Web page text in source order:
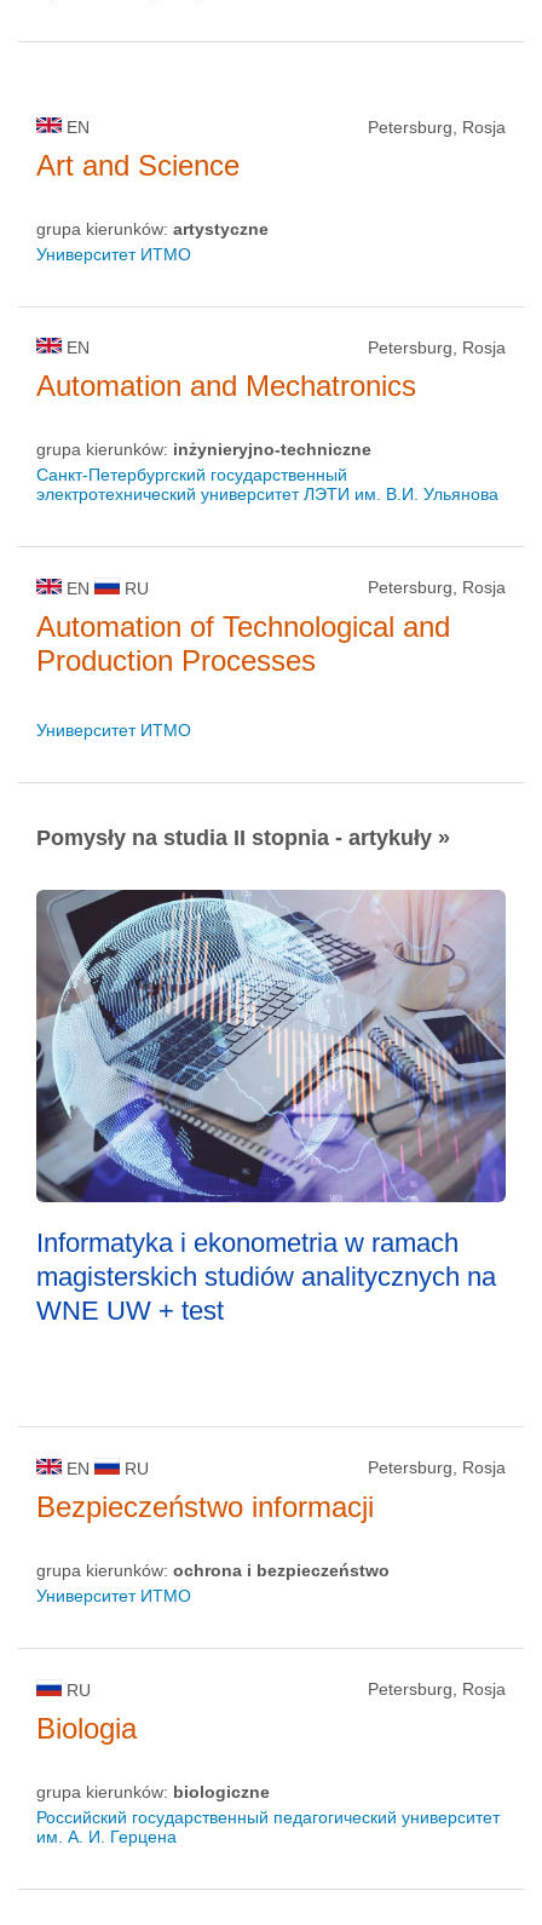
EN Petersburg, Rosja
Art and Science
grupa kierunków: artystyczne
Университет ИТМО
EN Petersburg, Rosja
Automation and Mechatronics
grupa kierunków: inżynieryjno-techniczne
Санкт-Петербургский государственный
электротехнический университет ЛЭТИ им. В.И. Ульянова
EN RU Petersburg, Rosja
Automation of Technological and
Production Processes
Университет ИТМО
Pomysły na studia II stopnia - artykuły »
Informatyka i ekonometria w ramach
magisterskich studiów analitycznych na
WNE UW + test
EN RU Petersburg, Rosja
Bezpieczeństwo informacji
grupa kierunków: ochrona i bezpieczeństwo
Университет ИТМО
RU Petersburg, Rosja
Biologia
grupa kierunków: biologiczne
Российский государственный педагогический университет
им. А. И. Герцена